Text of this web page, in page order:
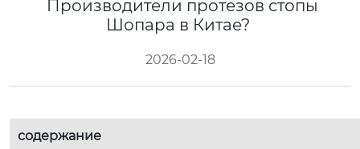
Производители протезов стопы
Шопара в Китае?
2026-02-18
содержание